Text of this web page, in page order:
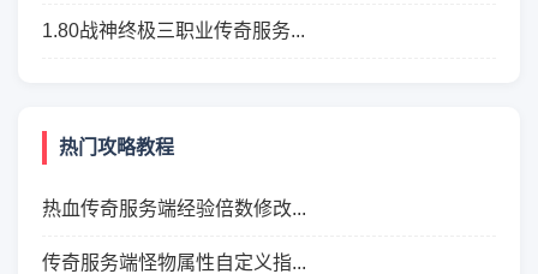
1.80战神终极三职业传奇服务...
热门攻略教程
热血传奇服务端经验倍数修改...
传奇服务端怪物属性自定义指...